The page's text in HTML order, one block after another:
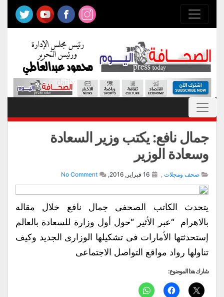
جمال نافع: يكتب وزير السعادة
وسعادة الوزير
صحف ومجلات ,
No Comment
يتحدث الكاتب الصحفى جمال نافع خلال مقاله
بالاهرام “عبر الأثير “حول أول وزارة للسعادة بالعالم
إستحدثتها الأمارات فى تشكيلها الوزارى الجديد وكيف
تناولها رواد مواقع التواصل الاجتماعى
شارك هذا الموضوع: